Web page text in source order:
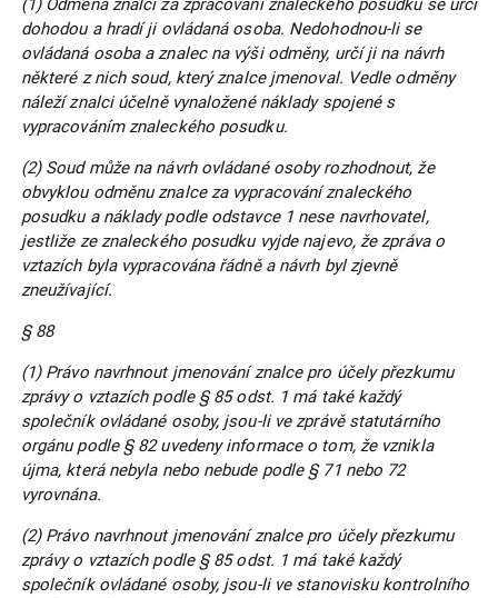
(1) Odměna znalci za zpracování znaleckého posudku se určí
dohodou a hradí ji ovládaná osoba. Nedohodnou-li se
ovládaná osoba a znalec na výši odměny, určí ji na návrh
některé z nich soud, který znalce jmenoval. Vedle odměny
náleží znalci účelně vynaložené náklady spojené s
vypracováním znaleckého posudku.
(2) Soud může na návrh ovládané osoby rozhodnout, že
obvyklou odměnu znalce za vypracování znaleckého
posudku a náklady podle odstavce 1 nese navrhovatel,
jestliže ze znaleckého posudku vyjde najevo, že zpráva o
vztazích byla vypracována řádně a návrh byl zjevně
zneužívající.
§ 88
(1) Právo navrhnout jmenování znalce pro účely přezkumu
zprávy o vztazích podle § 85 odst. 1 má také každý
společník ovládané osoby, jsou-li ve zprávě statutárního
orgánu podle § 82 uvedeny informace o tom, že vznikla
újma, která nebyla nebo nebude podle § 71 nebo 72
vyrovnána.
(2) Právo navrhnout jmenování znalce pro účely přezkumu
zprávy o vztazích podle § 85 odst. 1 má také každý
společník ovládané osoby, jsou-li ve stanovisku kontrolního